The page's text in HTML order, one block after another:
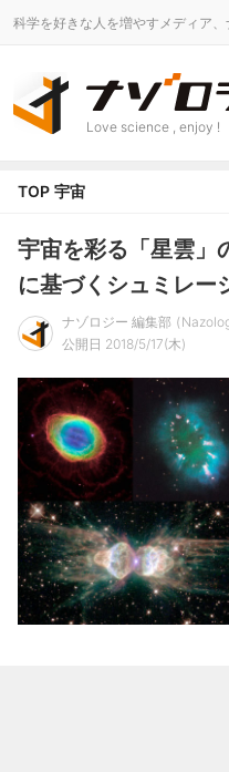
科学を好きな人を増やすメディア、
Love science , enjoy !
TOP 宇宙
宇宙を彩る「星雲」
に基づくシュミレー
ナゾロジー 編集部
公開日 2018/5/17(木)